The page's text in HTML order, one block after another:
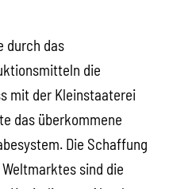
durch das
die
mit der Kleinstaaterei
das überkommene
Die Schaffung
sind die